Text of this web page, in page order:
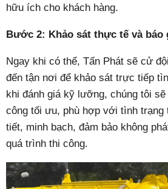
hữu ích cho khách hàng.
Bước 2: Khảo sát thực tế và báo
Ngay khi có thể, Tấn Phát sẽ cử
đến tận nơi để khảo sát trực tiếp
khi đánh giá kỹ lưỡng, chúng tôi
công tối ưu, phù hợp với tình trạng
tiết, minh bạch, đảm bảo không
quá trình thi công.